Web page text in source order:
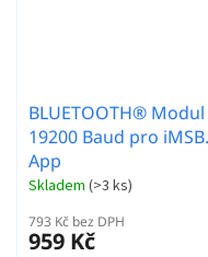
BLUETOOTH® Modul
19200 Baud pro iMSB
App
Skladem (>3 ks)
793 Kč bez DPH
959 Kč